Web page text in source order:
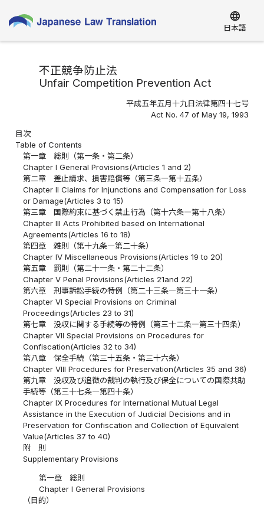
language
日本語
不正競争防止法
Unfair Competition Prevention Act
平成五年五月十九日法律第四十七号
Act No. 47 of May 19, 1993
目次
Table of Contents
第一章 総則（第一条・第二条）
Chapter I General Provisions(Articles 1 and 2)
第二章 差止請求、損害賠償等（第三条―第十五条）
Chapter II Claims for Injunctions and Compensation for Loss
or Damage(Articles 3 to 15)
第三章 国際約束に基づく禁止行為（第十六条―第十八条）
Chapter III Acts Prohibited based on International
Agreements(Articles 16 to 18)
第四章 雑則（第十九条―第二十条）
Chapter IV Miscellaneous Provisions(Articles 19 to 20)
第五章 罰則（第二十一条・第二十二条）
Chapter V Penal Provisions(Articles 21and 22)
第六章 刑事訴訟手続の特例（第二十三条―第三十一条）
Chapter VI Special Provisions on Criminal
Proceedings(Articles 23 to 31)
第七章 没収に関する手続等の特例（第三十二条―第三十四条）
Chapter VII Special Provisions on Procedures for
Confiscation(Articles 32 to 34)
第八章 保全手続（第三十五条・第三十六条）
Chapter VIII Procedures for Preservation(Articles 35 and 36)
第九章 没収及び追徴の裁判の執行及び保全についての国際共助
手続等（第三十七条―第四十条）
Chapter IX Procedures for International Mutual Legal
Assistance in the Execution of Judicial Decisions and in
Preservation for Confiscation and Collection of Equivalent
Value(Articles 37 to 40)
附 則
Supplementary Provisions
第一章 総則
Chapter I General Provisions
（目的）